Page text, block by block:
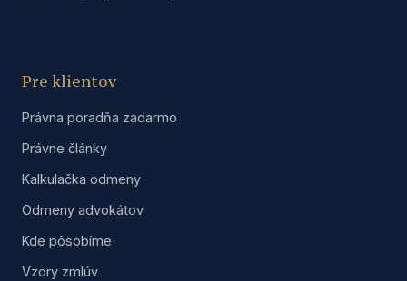
Pre klientov
Právna poradňa zadarmo
Právne články
Kalkulačka odmeny
Odmeny advokátov
Kde pôsobíme
Vzory zmlúv